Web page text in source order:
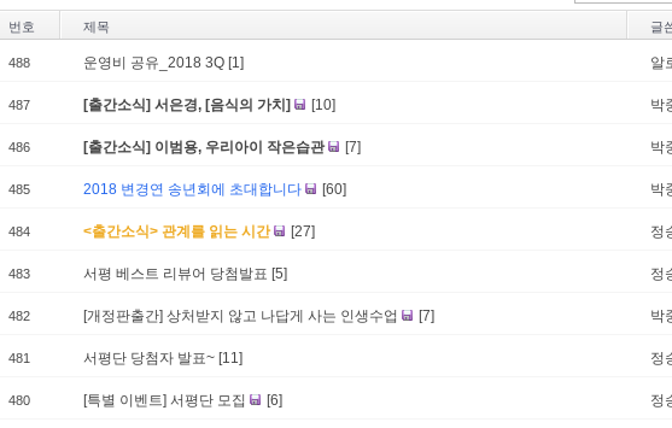
번호 제목 글
488 운영비 공유_2018 3Q [1] 알
487 [출간소식] 서은경, [음식의 가치] [10] 박
486 [출간소식] 이범용, 우리아이 작은습관 [7] 박
485 2018 변경연 송년회에 초대합니다 [60] 박
484 <출간소식> 관계를 읽는 시간 [27] 정
483 서평 베스트 리뷰어 당첨발표 [5] 정
482 [개정판출간] 상처받지 않고 나답게 사는 인생수업 [7] 박
481 서평단 당첨자 발표~ [11] 정
480 [특별 이벤트] 서평단 모집 [6] 정